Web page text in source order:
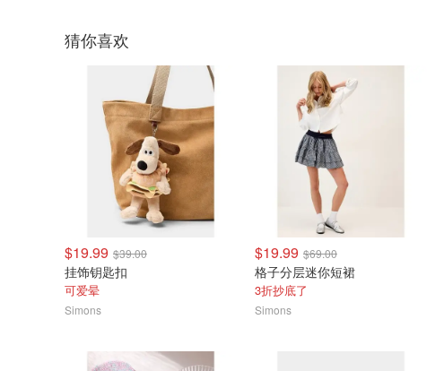
猜你喜欢
$19.99 $39.00
挂饰钥匙扣
可爱晕
Simons
$19.99 $69.00
格子分层迷你短裙
3折抄底了
Simons